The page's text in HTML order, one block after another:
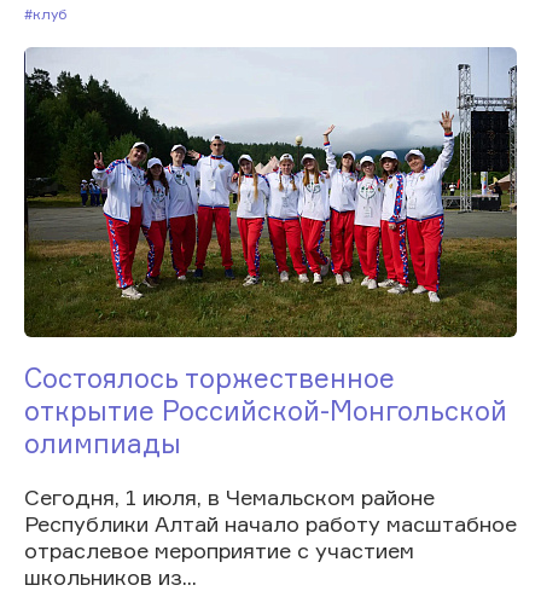
#Клуб
Состоялось торжественное
открытие Российской-Монгольской
олимпиады
Сегодня, 1 июля, в Чемальском районе
Республики Алтай начало работу масштабное
отраслевое мероприятие с участием
школьников из...